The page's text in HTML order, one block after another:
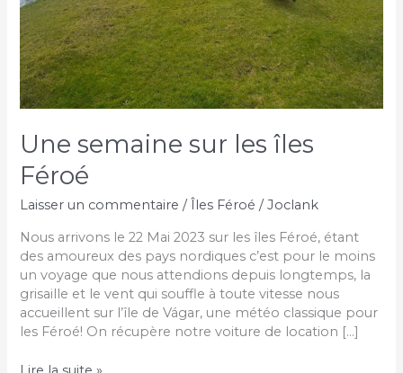
Une semaine sur les îles
Féroé
Laisser un commentaire /Îles Féroé /Joclank
Nous arrivons le 22 Mai 2023 sur les îles Féroé, étant
des amoureux des pays nordiques c’est pour le moins
un voyage que nous attendions depuis longtemps, la
grisaille et le vent qui souffle à toute vitesse nous
accueillent sur l’île de Vágar, une météo classique pour
les Féroé! On récupère notre voiture de location […]
Une